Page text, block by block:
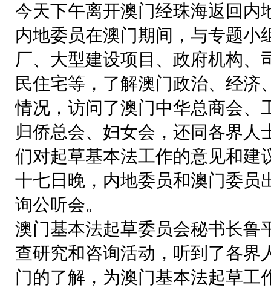
今天下午离开澳门经珠海返回内
内地委员在澳门期间，与专题小
厂、大型建设项目、政府机构、
民住宅等，了解澳门政治、经
情况，访问了澳门中华总商会、
归侨总会、妇女会，还同各界人
们对起草基本法工作的意见和建
十七日晚，内地委员和澳门委员
询公听会。
澳门基本法起草委员会秘书长鲁
查研究和咨询活动，听到了各界
门的了解，为澳门基本法起草工